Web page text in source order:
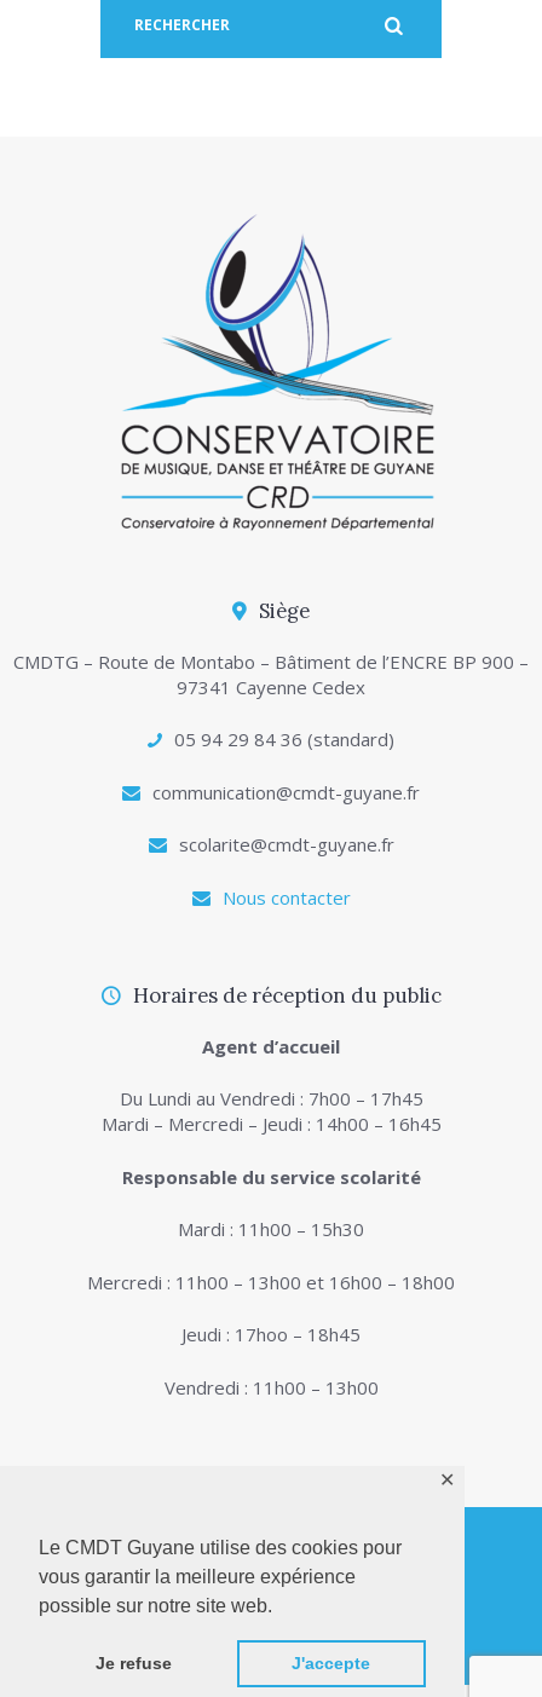
Le CMDT Guyane utilise des cookies pour
vous garantir la meilleure expérience
possible sur notre site web.
Je refuse J'accepte
✕
Siège
CMDTG – Route de Montabo – Bâtiment de l’ENCRE BP 900 –
97341 Cayenne Cedex
05 94 29 84 36 (standard)
communication@cmdt-guyane.fr
scolarite@cmdt-guyane.fr
Nous contacter
Horaires de réception du public
Agent d’accueil
Du Lundi au Vendredi : 7h00 – 17h45
Mardi – Mercredi – Jeudi : 14h00 – 16h45
Responsable du service scolarité
Mardi : 11h00 – 15h30
Mercredi : 11h00 – 13h00 et 16h00 – 18h00
Jeudi : 17hoo – 18h45
Vendredi : 11h00 – 13h00
© 2026. Conservatoire de Musique, Danse et
Internet réalisé parNetactions